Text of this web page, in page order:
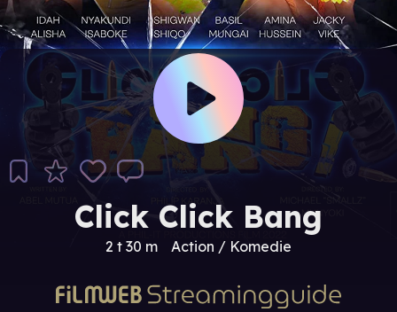
Click Click Bang
2 t 30 m Action / Komedie